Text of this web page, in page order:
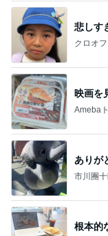
悲しす
クロオ
映画を
Ameba
ありが
市川團
根本的